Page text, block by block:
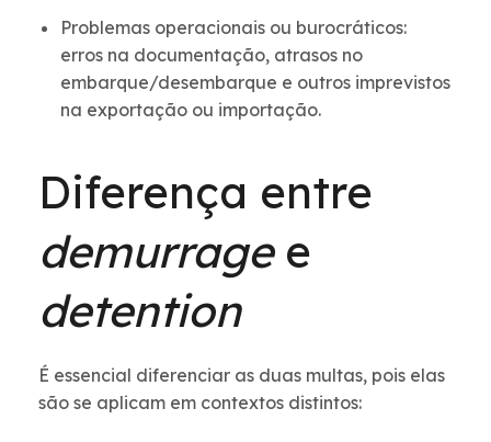
Problemas operacionais ou burocráticos:
erros na documentação, atrasos no
embarque/desembarque e outros imprevistos
na exportação ou importação.
Diferença entre
demurrage e
detention
É essencial diferenciar as duas multas, pois elas
são se aplicam em contextos distintos: